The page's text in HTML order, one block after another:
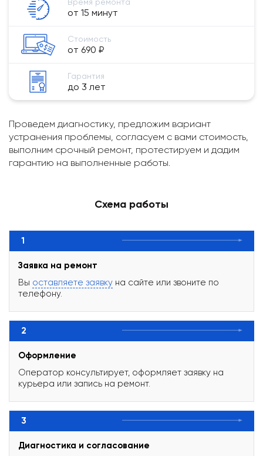
от 15 минут
Стоимость
от 690 ₽
Гарантия
до 3 лет
Проведем диагностику, предложим вариант
устранения проблемы, согласуем с вами стоимость,
выполним срочный ремонт, протестируем и дадим
гарантию на выполненные работы.
Схема работы
1
Заявка на ремонт
Вы оставляете заявку на сайте или звоните по
телефону.
2
Оформление
Оператор консультирует, оформляет заявку на
курьера или запись на ремонт.
3
Диагностика и согласование